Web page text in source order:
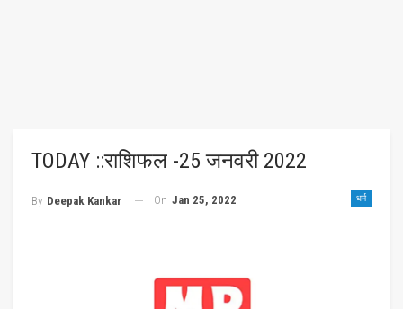
TODAY ::राशिफल -25 जनवरी 2022
धर्म
By Deepak Kankar On Jan 25, 2022